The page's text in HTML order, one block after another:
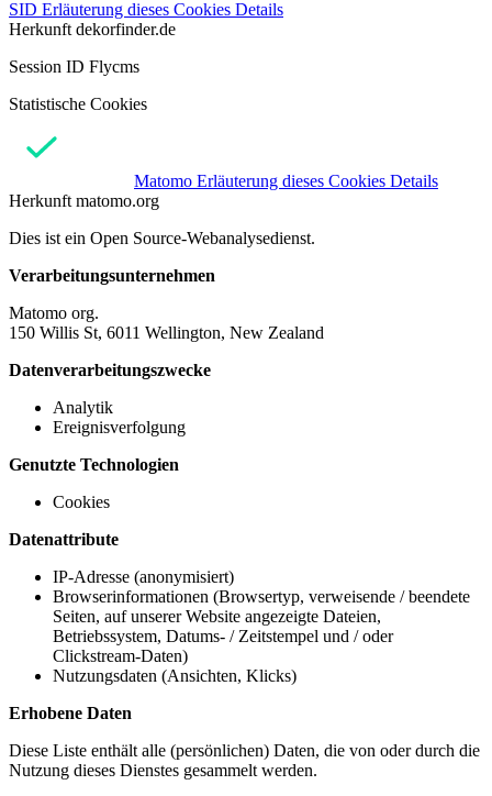
SID Erläuterung dieses Cookies Details
Herkunft dekorfinder.de
Session ID Flycms
Statistische Cookies
Matomo Erläuterung dieses Cookies Details
Herkunft matomo.org
Dies ist ein Open Source-Webanalysedienst.
Verarbeitungsunternehmen
Matomo org.
150 Willis St, 6011 Wellington, New Zealand
Datenverarbeitungszwecke
Analytik
Ereignisverfolgung
Genutzte Technologien
Cookies
Datenattribute
IP-Adresse (anonymisiert)
Browserinformationen (Browsertyp, verweisende / beendete
Seiten, auf unserer Website angezeigte Dateien,
Betriebssystem, Datums- / Zeitstempel und / oder
Clickstream-Daten)
Nutzungsdaten (Ansichten, Klicks)
Erhobene Daten
Diese Liste enthält alle (persönlichen) Daten, die von oder durch die
Nutzung dieses Dienstes gesammelt werden.